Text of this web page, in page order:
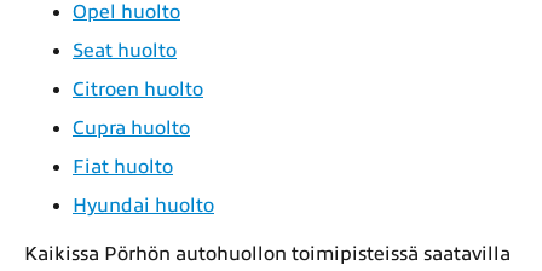
Opel huolto
Seat huolto
Citroen huolto
Cupra huolto
Fiat huolto
Hyundai huolto
Kaikissa Pörhön autohuollon toimipisteissä saatavilla